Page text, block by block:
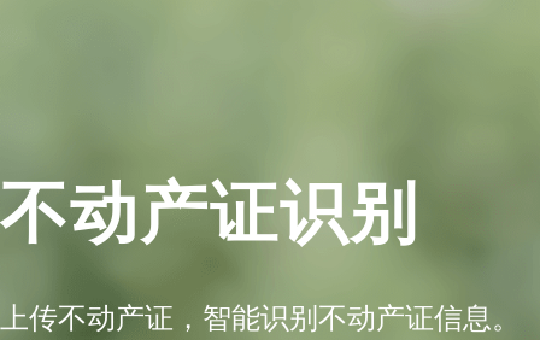
不动产证识别
上传不动产证，智能识别不动产证信息。